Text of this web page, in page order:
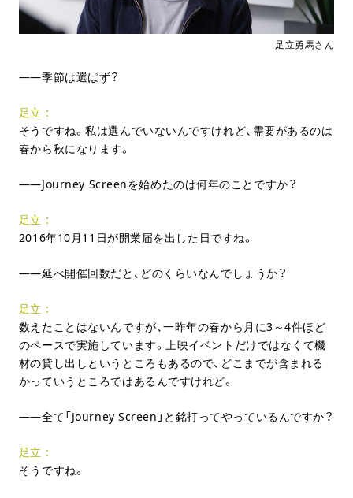
足立勇馬さん
季節は選ばず？
足立
そうですね。私は選んでいないんですけれど、需要があるのは
春から秋になります。
Journey Screenを始めたのは何年のことですか？
足立
2016年10月11日が開業届を出した日ですね。
延べ開催回数だと、どのくらいなんでしょうか？
足立
数えたことはないんですが、一昨年の春から月に3～4件ほど
のペースで実施しています。上映イベントだけではなくて機
材の貸し出しというところもあるので、どこまでが含まれる
かっていうところではあるんですけれど。
全て「Journey Screen」と銘打ってやっているんですか？
足立
そうですね。